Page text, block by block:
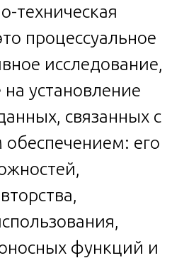
техническая
процессуальное
исследование,
установление
связанных с
его
функций и